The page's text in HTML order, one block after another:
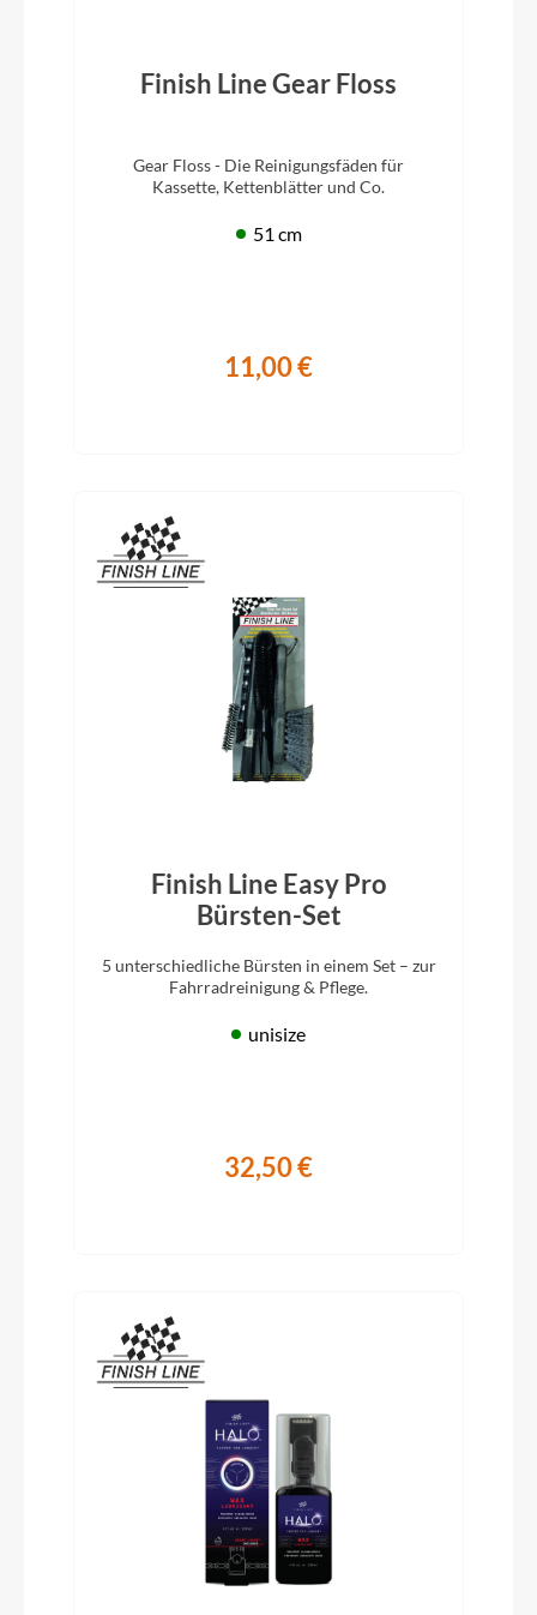
Finish Line Gear Floss
Gear Floss - Die Reinigungsfäden für
Kassette, Kettenblätter und Co.
51 cm
11,00 €
Finish Line Easy Pro
Bürsten-Set
5 unterschiedliche Bürsten in einem Set – zur
Fahrradreinigung & Pflege.
unisize
32,50 €